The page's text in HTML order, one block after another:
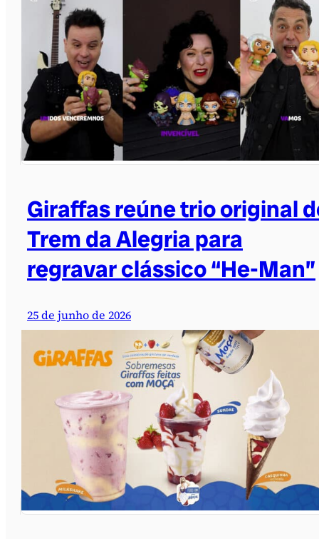
Giraffas reúne trio original
Trem da Alegria para
regravar clássico “He-Man”
25 de junho de 2026